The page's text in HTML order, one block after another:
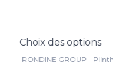
Choix des options
RONDINE GROUP - Plinthe